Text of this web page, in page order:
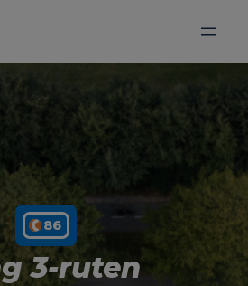
886
3-ruten